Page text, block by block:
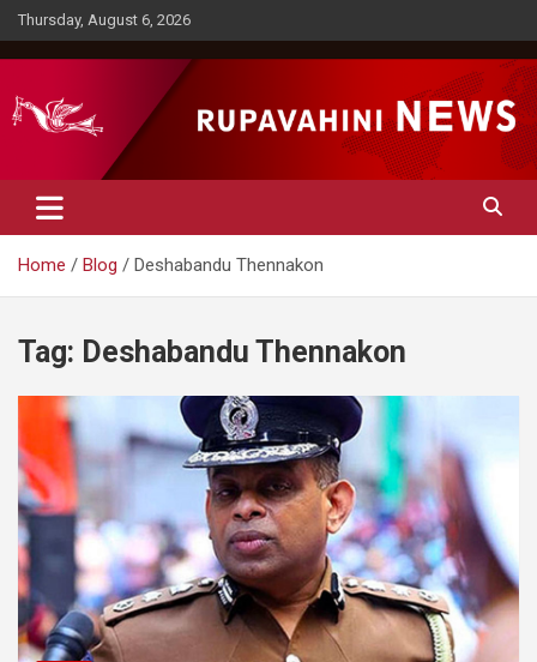
Skip
to
content
Thursday, August 6, 2026
Rupavahini News
Home Blog Deshabandu Thennakon
Tag: Deshabandu Thennakon